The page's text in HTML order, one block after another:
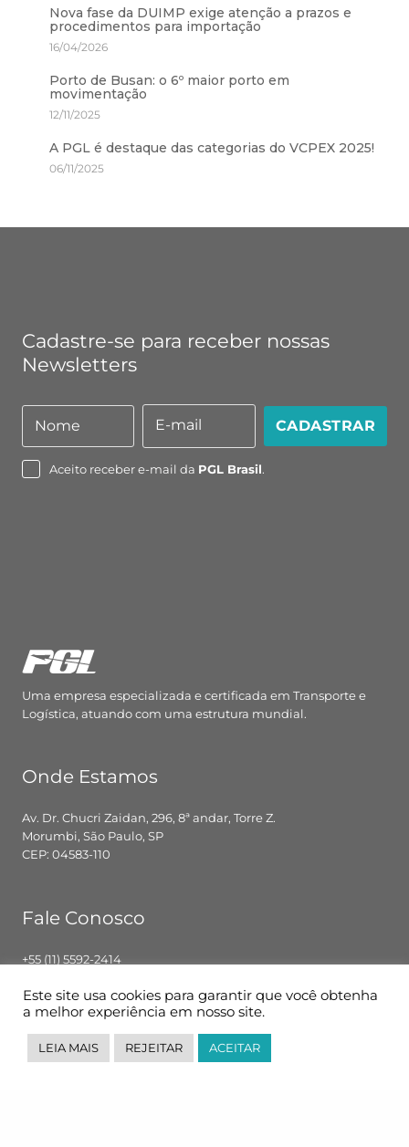
Nova fase da DUIMP exige atenção a prazos e
procedimentos para importação
16/04/2026
Porto de Busan: o 6º maior porto em
movimentação
12/11/2025
A PGL é destaque das categorias do VCPEX 2025!
06/11/2025
Cadastre-se para receber nossas
Newsletters
Nome
Nome
mail
E-mail CADASTRAR
Aceito receber e-mail da PGL Brasil.
Uma empresa especializada e certificada em Transporte e
Logística, atuando com uma estrutura mundial.
Onde Estamos
Av. Dr. Chucri Zaidan, 296, 8ª andar, Torre Z.
Morumbi, São Paulo, SP
CEP: 04583-110
Fale Conosco
+55 (11) 5592-2414
Segunda – Sexta: 8h00 – 18h00
Siga-nos
Este site usa cookies para garantir que você obtenha
a melhor experiência em nosso site.
LEIA MAIS REJEITAR ACEITAR